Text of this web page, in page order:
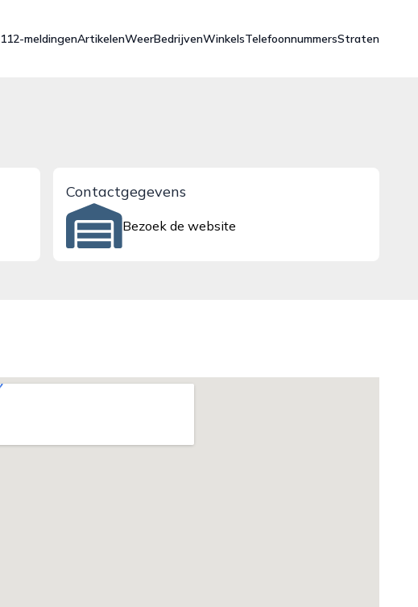
112-meldingenArtikelenWeerBedrijvenWinkelsTelefoonnummersStraten
Contactgegevens
Bezoek de website